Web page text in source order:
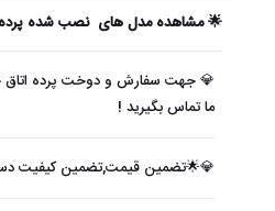
🌟 مشاهده مدل های نصب شده
💎 جهت سفارش و دوخت پرده اتاق
ما تماس بگیرید !
💎🌟تضمین قیمت,تضمین کیفیت